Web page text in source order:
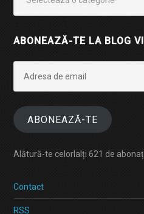
ABONEAZĂ-TE LA BLOG
email
ABONEAZĂ-TE
Alătură-te celorlalți 621 de
Contact
RSS